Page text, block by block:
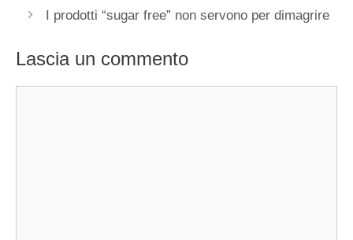
I prodotti “sugar free” non servono per dimagrire
Lascia un commento